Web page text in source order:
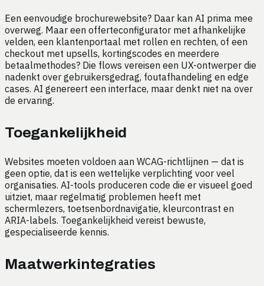
Een eenvoudige brochurewebsite? Daar kan AI prima mee
overweg. Maar een offerteconfigurator met afhankelijke
velden, een klantenportaal met rollen en rechten, of een
checkout met upsells, kortingscodes en meerdere
betaalmethodes? Die flows vereisen een UX-ontwerper die
nadenkt over gebruikersgedrag, foutafhandeling en edge
cases. AI genereert een interface, maar denkt niet na over
de ervaring.
Toegankelijkheid
Websites moeten voldoen aan WCAG-richtlijnen — dat is
geen optie, dat is een wettelijke verplichting voor veel
organisaties. AI-tools produceren code die er visueel goed
uitziet, maar regelmatig problemen heeft met
schermlezers, toetsenbordnavigatie, kleurcontrast en
ARIA-labels. Toegankelijkheid vereist bewuste,
gespecialiseerde kennis.
Maatwerkintegraties